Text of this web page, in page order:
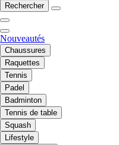
Rechercher
Nouveautés
Chaussures
Raquettes
Tennis
Padel
Badminton
Tennis de table
Squash
Lifestyle